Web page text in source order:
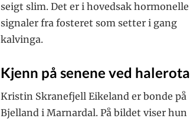
seigt slim. Det er i hovedsak hormonelle
signaler fra fosteret som setter i gang
kalvinga.
Kjenn på senene ved halerota
Kristin Skranefjell Eikeland er bonde på
Bjelland i Marnardal. På bildet viser hun